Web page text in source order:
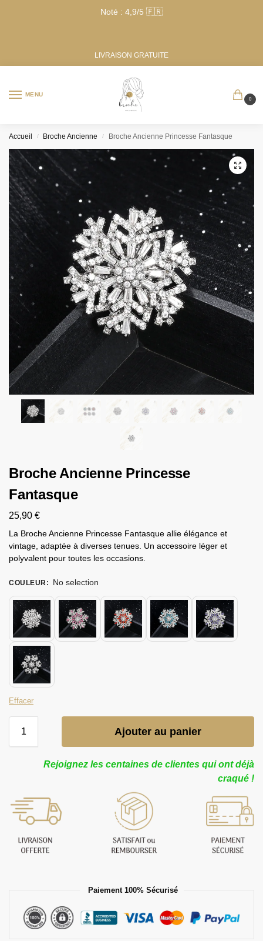
Noté : 4,9/5 🇫🇷
LIVRAISON GRATUITE
MENU
0
Accueil / Broche Ancienne / Broche Ancienne Princesse Fantasque
Broche Ancienne Princesse
Fantasque
25,90 €
La Broche Ancienne Princesse Fantasque allie élégance et
vintage, adaptée à diverses tenues. Un accessoire léger et
polyvalent pour toutes les occasions.
COULEUR : No selection
Effacer
Ajouter au panier
Rejoignez les centaines de clientes qui ont déjà
craqué !
Paiement 100% Sécurisé